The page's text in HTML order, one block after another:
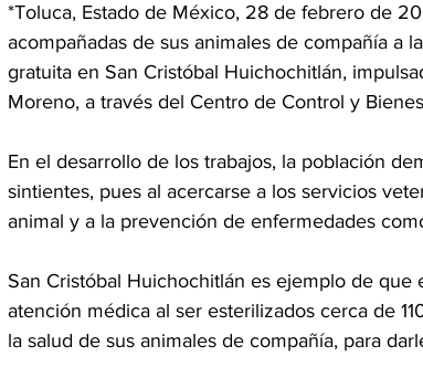
*Toluca, Estado de México, 28 de febrero de
acompañadas de sus animales de compañía a
gratuita en San Cristóbal Huichochitlán,
Moreno, a través del Centro de Control y
En el desarrollo de los trabajos, la población
sintientes, pues al acercarse a los servicios
animal y a la prevención de enfermedades
San Cristóbal Huichochitlán es ejemplo de
atención médica al ser esterilizados cerca de
la salud de sus animales de compañía, para